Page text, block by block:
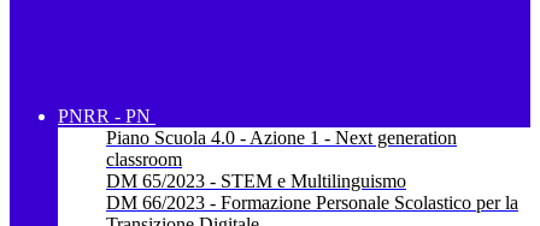
PNRR - PN
Piano Scuola 4.0 - Azione 1 - Next generation
classroom
DM 65/2023 - STEM e Multilinguismo
DM 66/2023 - Formazione Personale Scolastico per la